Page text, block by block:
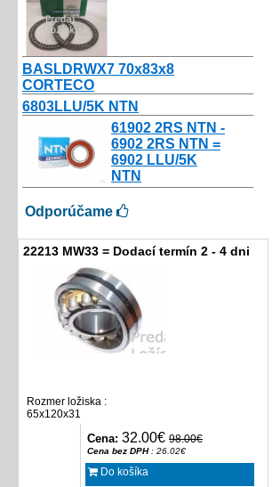
BASLDRWX7 70x83x8
CORTECO
6803LLU/5K NTN
61902 2RS NTN -
6902 2RS NTN =
6902 LLU/5K
NTN
Odporúčame
22213 MW33 = Dodací termín 2 - 4 dni
Rozmer ložiska :
65x120x31
Cena: 32.00€ 98.00€
Cena bez DPH: 26.02€
Do košíka